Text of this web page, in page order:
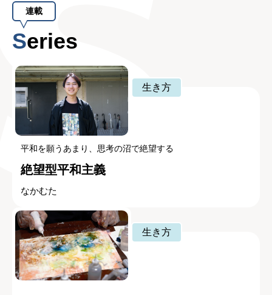
連載
Series
生き方
平和を願うあまり、思考の沼で絶望する
絶望型平和主義
なかむた
生き方